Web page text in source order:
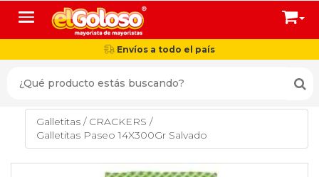
Toggle navigation
Envíos a todo el país
Galletitas / CRACKERS /
Galletitas Paseo 14X300Gr Salvado